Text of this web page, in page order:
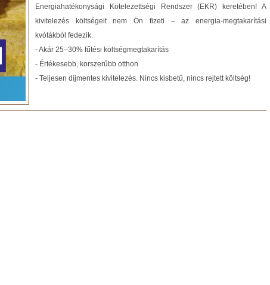
Energiahatékonysági Kötelezettségi Rendszer (EKR) keretében! A
kivitelezés költségeit nem Ön fizeti – az energia-megtakarítási
kvótákból fedezik.
- Akár 25–30% fűtési költségmegtakarítás
- Értékesebb, korszerűbb otthon
- Teljesen díjmentes kivitelezés. Nincs kisbetű, nincs rejtett költség!